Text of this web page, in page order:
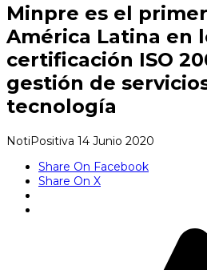
Minpre es el
América Latina en
certificación ISO
gestión de
tecnología
NotiPositiva 14 Junio 2020
Share On Facebook
Share On X